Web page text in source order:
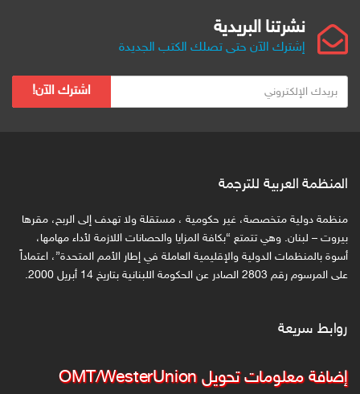
نشرتنا البريدية
إشترك الآن حتى تصلك الكتب الجديدة
ر
ا
ا
ل
ك
ت
ن
اشترك الآن!
المنظمة العربية للترجمة
منظمة دولية متخصصة، غير حكومية ، مستقلة ولا تهدف إلى الربح، مقرها
بيروت – لبنان. وهي تتمتع “بكافة المزايا والحصانات اللازمة لأداء مهامها،
أسوة بالمنظمات الدولية والإقليمية العاملة في إطار الأمم المتحدة”، اعتماداً
على المرسوم رقم 2803 الصادر عن الحكومة اللبنانية بتاريخ 14 أبريل 2000.
روابط سريعة
إضافة معلومات تحويل OMT/WesterUnion